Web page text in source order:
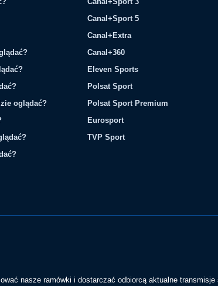
oglądać?
Canal+Sport 5
Canal+Extra
Canal+360
Eleven Sports
Polsat Sport
Polsat Sport Premium
Eurosport
TVP Sport
nasze ramówki i dostarczać odbiorcą aktualne